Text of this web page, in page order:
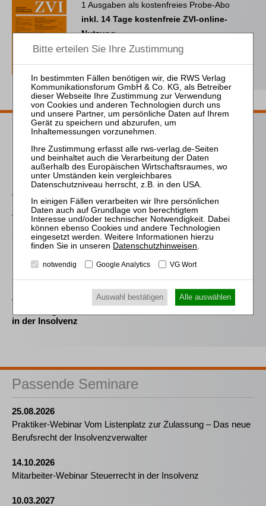
1 Ausgaben als kostenfreies Probe-Abo
inkl. 14 Tage kostenfreie ZVI-online-
Nutzung
Probe-Abo bestellen
Passende Bücher
Schröder
Die Reform des
Eigenkapitalersatzrechts
durch das MoMiG
von Wilmowsky
Schneeballsysteme der
Kapitalanlage
Meliß
Die
Einkommensbesteuerung
von
in der Insolvenz
Passende Seminare
25.08.2026
Praktiker-Webinar Vom Listenplatz zur Zulassung – Das neue
Berufsrecht der Insolvenzverwalter
14.10.2026
Mitarbeiter-Webinar Steuerrecht in der Insolvenz
10.03.2027
Datenschutzhinweisen.
notwendig Google Analytics VG Wort
Auswahl bestätigen Alle auswählen